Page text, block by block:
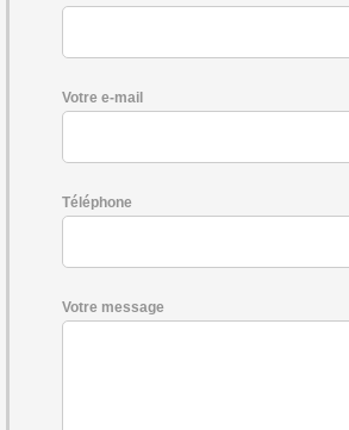
Votre e-mail
Téléphone
Votre message